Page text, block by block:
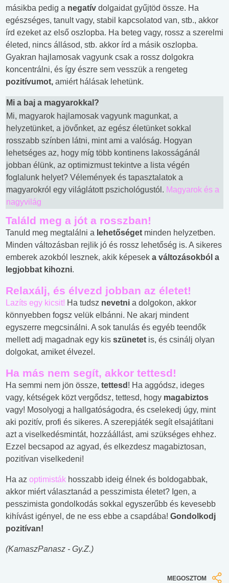
másikba pedig a negatív dolgaidat gyűjtöd össze. Ha
egészséges, tanult vagy, stabil kapcsolatod van, stb., akkor
írd ezeket az első oszlopba. Ha beteg vagy, rossz a szerelmi
életed, nincs állásod, stb. akkor írd a másik oszlopba.
Gyakran hajlamosak vagyunk csak a rossz dolgokra
koncentrálni, és így észre sem vesszük a rengeteg
pozitívumot, amiért hálásak lehetünk.
Mi a baj a magyarokkal?
Mi, magyarok hajlamosak vagyunk magunkat, a
helyzetünket, a jövőnket, az egész életünket sokkal
rosszabb színben látni, mint ami a valóság. Hogyan
lehetséges az, hogy míg több kontinens lakosságánál
jobban élünk, az optimizmust tekintve a lista végén
foglalunk helyet? Vélemények és tapasztalatok a
magyarokról egy világlátott pszichológustól. Magyarok és a
nagyvilág
Találd meg a jót a rosszban!
Tanuld meg megtalálni a lehetőséget minden helyzetben.
Minden változásban rejlik jó és rossz lehetőség is. A sikeres
emberek azokból lesznek, akik képesek a változásokból a
legjobbat kihozni.
Relaxálj, és élvezd jobban az életet!
Lazíts egy kicsit! Ha tudsz nevetni a dolgokon, akkor
könnyebben fogsz velük elbánni. Ne akarj mindent
egyszerre megcsinálni. A sok tanulás és egyéb teendők
mellett adj magadnak egy kis szünetet is, és csinálj olyan
dolgokat, amiket élvezel.
Ha más nem segít, akkor tettesd!
Ha semmi nem jön össze, tettesd ! Ha aggódsz, ideges
vagy, kétségek közt vergődsz, tettesd, hogy magabiztos
vagy! Mosolyogj a hallgatóságodra, és cselekedj úgy, mint
aki pozitív, profi és sikeres. A szerepjáték segít elsajátítani
azt a viselkedésmintát, hozzáállást, ami szükséges ehhez.
Ezzel becsapod az agyad, és elkezdesz magabiztosan,
pozitívan viselkedeni!
Ha az optimisták hosszabb ideig élnek és boldogabbak,
akkor miért választanád a pesszimista életet? Igen, a
pesszimista gondolkodás sokkal egyszerűbb és kevesebb
kihívást igényel, de ne ess ebbe a csapdába! Gondolkodj
pozitívan!
(KamaszPanasz - Gy.Z.)
MEGOSZTOM